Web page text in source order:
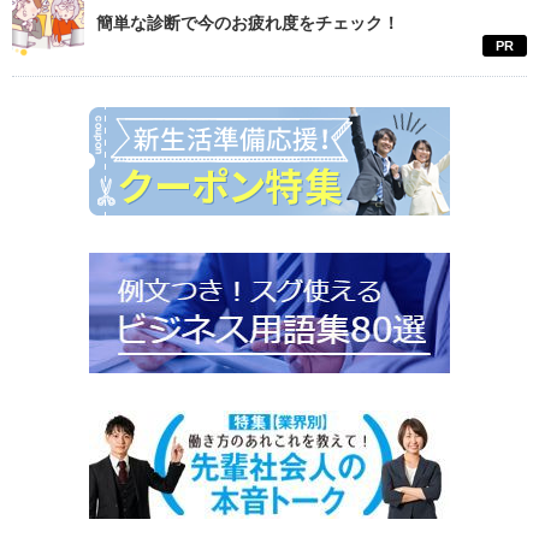
簡単な診断で今のお疲れ度をチェック！
PR